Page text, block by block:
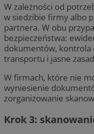
W zależności od
w siedzibie firmy albo
partnera. W obu
bezpieczeństwa:
dokumentów, kontrola
transportu i jasne
W firmach, które nie
wyniesienie
zorganizowanie
Krok 3: